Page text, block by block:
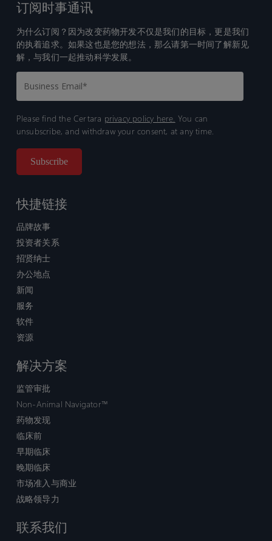
订阅时事通讯
为什么订阅？因为改变药物开发不仅是我们的目标，更是我们
的执着追求。如果这也是您的想法，那么请第一时间了解新见
解，与我们一起推动科学发展。
Please find the Certara privacy policy here. You can
unsubscribe, and withdraw your consent, at any time.
快捷链接
品牌故事
投资者关系
招贤纳士
办公地点
新闻
服务
软件
资源
解决方案
监管审批
Non-Animal Navigator™
药物发现
临床前
早期临床
晚期临床
市场准入与商业
战略领导力
联系我们